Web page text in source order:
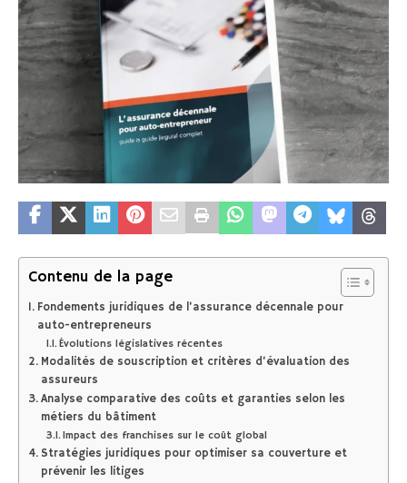
Contenu de la page
Fondements juridiques de l’assurance décennale pour
auto-entrepreneurs
Évolutions législatives récentes
Modalités de souscription et critères d’évaluation des
assureurs
Analyse comparative des coûts et garanties selon les
métiers du bâtiment
Impact des franchises sur le coût global
Stratégies juridiques pour optimiser sa couverture et
prévenir les litiges